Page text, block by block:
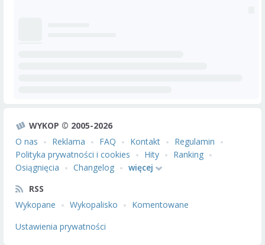
WYKOP © 2005-2026
O nas
Reklama FAQ Kontakt
Regulamin
Polityka prywatności i cookies
Hity
Ranking
Osiągnięcia
Changelog
więcej
RSS
Wykopane
Wykopalisko
Komentowane
Ustawienia prywatności